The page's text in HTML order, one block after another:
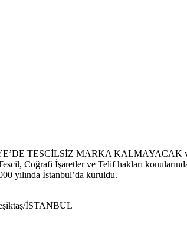
TESCİLSİZ MARKA
Coğrafi İşaretler ve Telif hakları
yılında İstanbul’da kuruldu.
İSTANBUL